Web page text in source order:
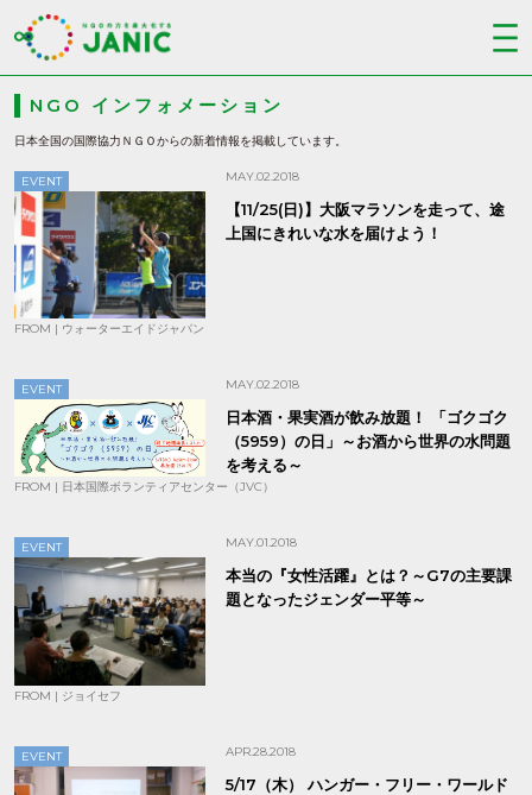
NGO インフォメーション
日本全国の国際協力ＮＧＯからの新着情報を掲載しています。
EVENT MAY.02.2018
【11/25(日)】大阪マラソンを走って、途
上国にきれいな水を届けよう！
FROM | ウォーターエイドジャパン
EVENT MAY.02.2018
日本酒・果実酒が飲み放題！ 「ゴクゴク
（5959）の日」～お酒から世界の水問題
を考える～
FROM | 日本国際ボランティアセンター（JVC）
EVENT MAY.01.2018
本当の『女性活躍』とは？～G7の主要課
題となったジェンダー平等～
FROM | ジョイセフ
EVENT APR.28.2018
5/17（木） ハンガー・フリー・ワールド